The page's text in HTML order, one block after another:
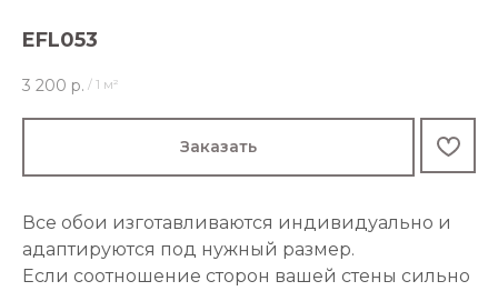
EFL053
3 200 р. / 1 м²
Заказать
Все обои изготавливаются индивидуально и
адаптируются под нужный размер.
Если соотношение сторон вашей стены сильно